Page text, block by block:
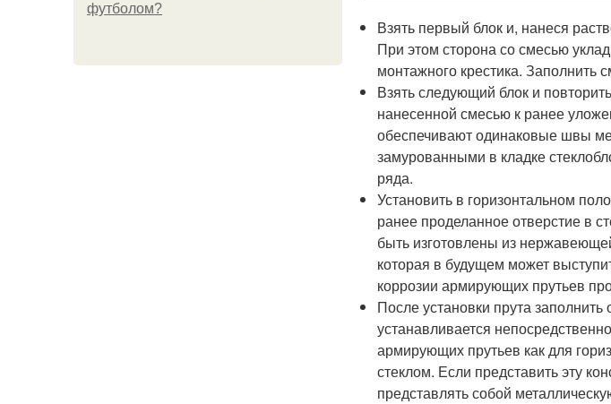
футболом?
Взять первый блок и, нанеся
При этом сторона со смесью
монтажного крестика. Заполнить
Взять следующий блок и
нанесенной смесью к ранее
обеспечивают одинаковые швы
замурованными в кладке
ряда.
Установить в горизонтальном
ранее проделанное отверстие в
быть изготовлены из
которая в будущем может
коррозии армирующих прутьев
После установки прута
устанавливается
армирующих прутьев как для
стеклом. Если представить эту
представлять собой